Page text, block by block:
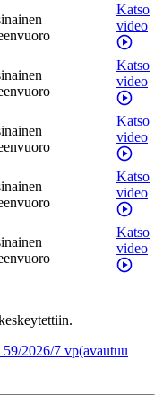
Katso
video
Katso
video
Katso
video
Katso
video
Katso
video
2026/7 vp(avautuu